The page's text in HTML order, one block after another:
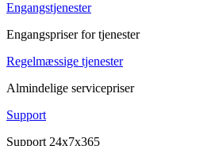
Engangstjenester
Engangspriser for tjenester
Regelmæssige tjenester
Almindelige servicepriser
Support
Support 24x7x365